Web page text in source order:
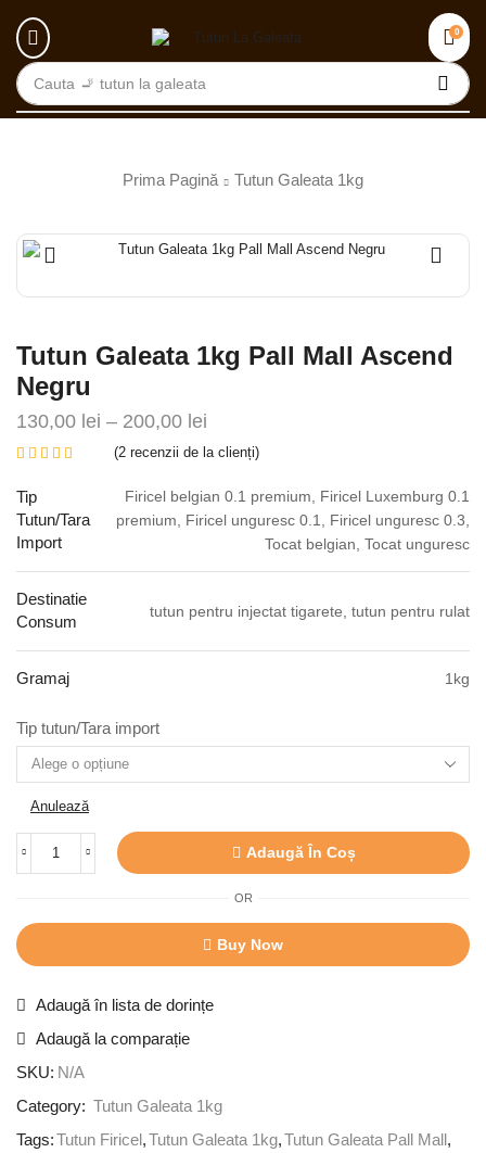
Cauta 🚬 tutun la galeata
0
Prima Pagină Tutun Galeata 1kg
Tutun Galeata 1kg Pall Mall Ascend
Negru
130,00 lei – 200,00 lei
(2 recenzii de la clienți)
Tip
Tutun/Tara
Import
Firicel belgian 0.1 premium, Firicel Luxemburg 0.1
premium, Firicel unguresc 0.1, Firicel unguresc 0.3,
Tocat belgian, Tocat unguresc
Destinatie
Consum
tutun pentru injectat tigarete, tutun pentru rulat
Gramaj 1kg
Tip tutun/Tara import
Anulează
Adaugă În Coș
OR
Buy Now
Adaugă în lista de dorințe
Adaugă la comparație
SKU: N/A
Category: Tutun Galeata 1kg
Tags:Tutun Firicel ,Tutun Galeata 1kg,Tutun Galeata Pall Mall ,